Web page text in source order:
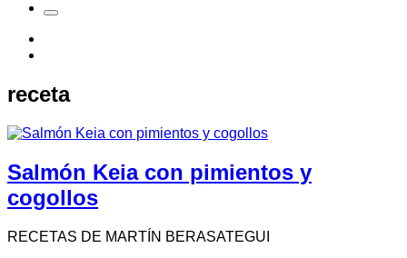
receta
Salmón Keia con pimientos y
cogollos
RECETAS DE MARTÍN BERASATEGUI